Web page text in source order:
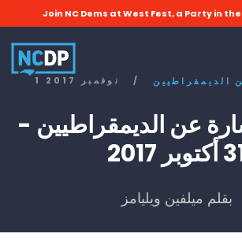
Join NC Dems at West Fest, a Party in
1 نوفمبر 2017 / الديمقراطيين
عن الديمقراطيين -
2017
بقلم ميلفين ويليامز